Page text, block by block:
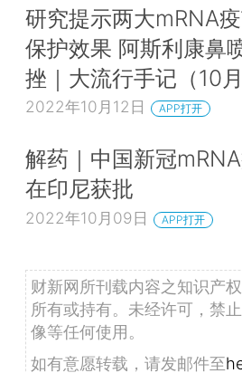
研究提示两大mRNA
保护效果 阿斯利康鼻
挫｜大流行手记（10月
2022年10月12日 APP打开
解药｜中国新冠
在印尼获批
2022年10月09日 APP打开
财新网所刊载内容之知识产
所有或持有。未经许可，禁
像等任何使用。
如有意愿转载，请发邮件至